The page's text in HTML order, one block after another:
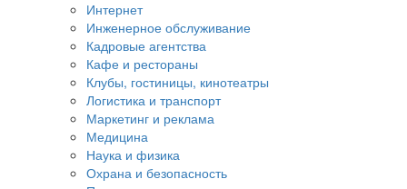
Интернет
Инженерное обслуживание
Кадровые агентства
Кафе и рестораны
Клубы, гостиницы, кинотеатры
Логистика и транспорт
Маркетинг и реклама
Медицина
Наука и физика
Охрана и безопасность